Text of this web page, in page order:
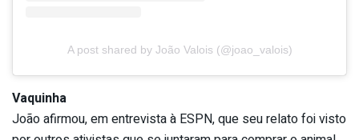
A post shared by João Valois (@joao_valois)
Vaquinha
João afirmou, em entrevista à ESPN, que seu relato foi visto